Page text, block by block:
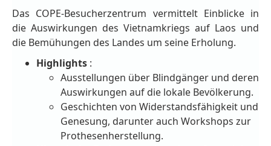
Das COPE-Besucherzentrum vermittelt Einblicke in
die Auswirkungen des Vietnamkriegs auf Laos und
die Bemühungen des Landes um seine Erholung.
Highlights :
Ausstellungen über Blindgänger und deren
Auswirkungen auf die lokale Bevölkerung.
Geschichten von Widerstandsfähigkeit und
Genesung, darunter auch Workshops zur
Prothesenherstellung.